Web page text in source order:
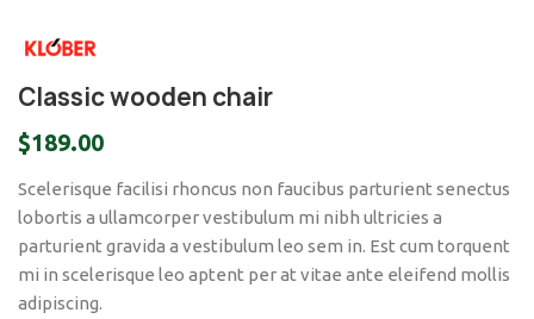
Classic wooden chair
$189.00
Scelerisque facilisi rhoncus non faucibus parturient senectus
lobortis a ullamcorper vestibulum mi nibh ultricies a
parturient gravida a vestibulum leo sem in. Est cum torquent
mi in scelerisque leo aptent per at vitae ante eleifend mollis
adipiscing.